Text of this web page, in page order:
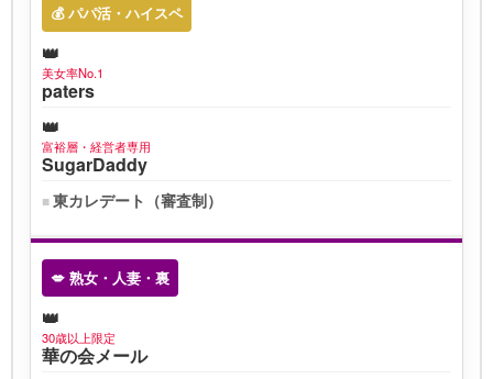
💰 パパ活・ハイスペ
美女率No.1
paters
富裕層・経営者専用
SugarDaddy
東カレデート（審査制）
💋 熟女・人妻・裏
30歳以上限定
華の会メール